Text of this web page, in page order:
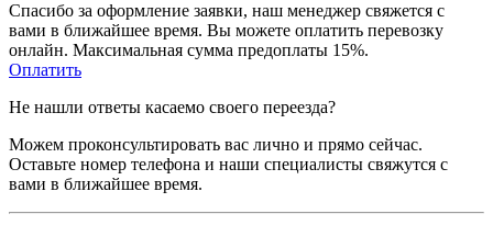
Спасибо за оформление заявки, наш менеджeр свяжется с
вами в ближайшее время. Вы можете оплатить перевозку
онлайн. Максимальная сумма предоплаты 15%.
Оплатить
Не нашли ответы касаемо своего переезда?
Можем проконсультировать вас лично и прямо сейчас.
Оставьте номер телефона и наши специалисты свяжутся с
вами в ближайшее время.